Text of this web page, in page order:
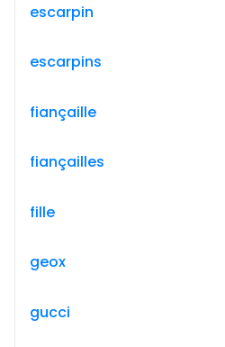
escarpin
escarpins
fiançaille
fiançailles
fille
geox
gucci